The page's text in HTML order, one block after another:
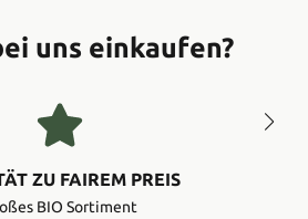
uns einkaufen?
ZU FAIREM PREIS
BIO Sortiment